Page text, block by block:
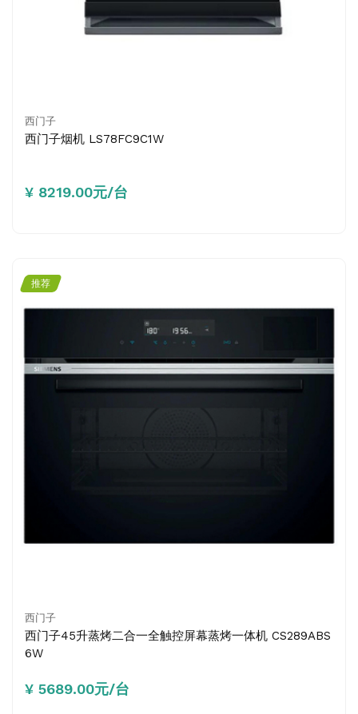
西门子
西门子烟机 LS78FC9C1W
¥ 8219.00元/台
推荐
西门子
西门子45升蒸烤二合一全触控屏幕蒸烤一体机 CS289ABS
6W
¥ 5689.00元/台